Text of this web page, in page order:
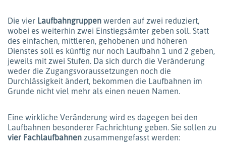
Die vier Laufbahngruppen werden auf zwei reduziert,
wobei es weiterhin zwei Einstiegsämter geben soll. Statt
des einfachen, mittleren, gehobenen und höheren
Dienstes soll es künftig nur noch Laufbahn 1 und 2 geben,
jeweils mit zwei Stufen. Da sich durch die Veränderung
weder die Zugangsvoraussetzungen noch die
Durchlässigkeit ändert, bekommen die Laufbahnen im
Grunde nicht viel mehr als einen neuen Namen.
Eine wirkliche Veränderung wird es dagegen bei den
Laufbahnen besonderer Fachrichtung geben. Sie sollen zu
vier Fachlaufbahnen zusammengefasst werden: